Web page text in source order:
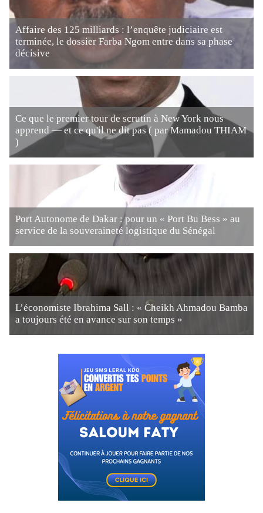
Affaire des 125 milliards : l’enquête judiciaire est
terminée, le dossier Farba Ngom entre dans sa phase
décisive
Ce que le premier tour de scrutin à New York nous
apprend — et ce qu'il ne dit pas ( par Mamadou THIAM
)
Port Autonome de Dakar : pour un « Port Bu Bess » au
service de la souveraineté logistique du Sénégal
L’économiste Ibrahima Sall : « Cheikh Ahmadou Bamba
a toujours été en avance sur son temps »